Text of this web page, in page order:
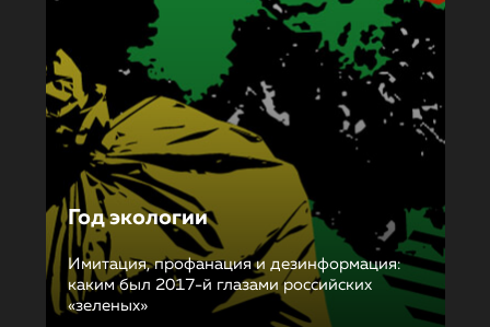
Год экологии
Имитация, профанация и дезинформация:
каким был 2017-й глазами российских
«зеленых»